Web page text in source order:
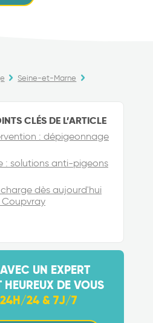
Seine-et-Marne
CLÉS DE L’ARTICLE
: dépigeonnage
: solutions anti-pigeons
charge dès aujourd'hui
UN EXPERT
DE VOUS
24H/24 & 7J/7